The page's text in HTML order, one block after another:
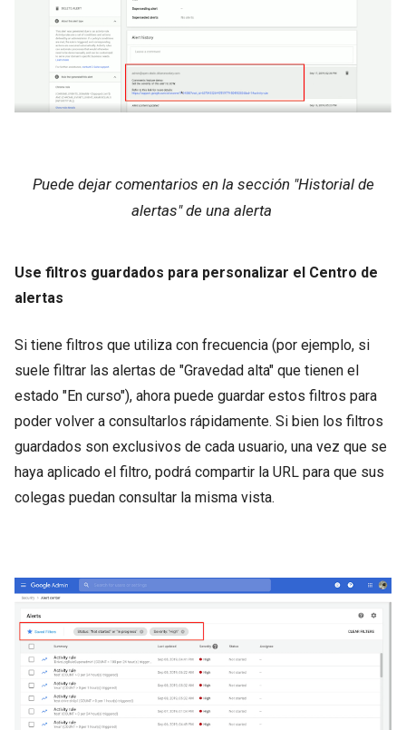
Puede dejar comentarios en la sección "Historial de
alertas" de una alerta
Use filtros guardados para personalizar el Centro de
alertas
Si tiene filtros que utiliza con frecuencia (por ejemplo, si
suele filtrar las alertas de "Gravedad alta" que tienen el
estado "En curso"), ahora puede guardar estos filtros para
poder volver a consultarlos rápidamente. Si bien los filtros
guardados son exclusivos de cada usuario, una vez que se
haya aplicado el filtro, podrá compartir la URL para que sus
colegas puedan consultar la misma vista.